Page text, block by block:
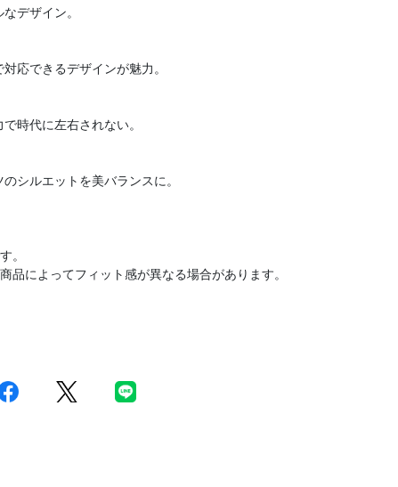
デザイン。
応できるデザインが魅力。
時代に左右されない。
シルエットを美バランスに。
。
品によってフィット感が異なる場合があります。